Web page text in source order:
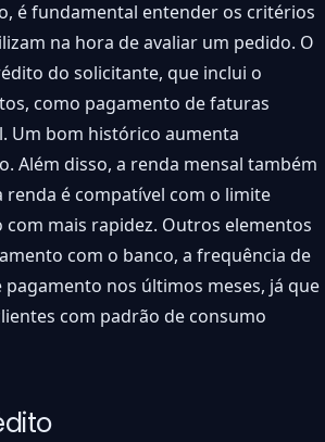
é fundamental entender os critérios
na hora de avaliar um pedido. O
do solicitante, que inclui o
como pagamento de faturas
Um bom histórico aumenta
Além disso, a renda mensal também
é compatível com o limite
mais rapidez. Outros elementos
com o banco, a frequência de
nos últimos meses, já que
com padrão de consumo